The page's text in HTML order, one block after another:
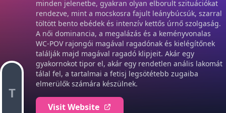
T
minden jelenetbe, gyakran olyan elborult szituációkat
rendezve, mint a mocskosra fajult leánybúcsúk, szarral
töltött bento ebédek és intenzív kettős úrnő szolgaság.
A női dominancia, a megalázás és a keményvonalas
WC-POV rajongói magával ragadónak és kielégítőnek
találják majd magával ragadó klipjeit. Akár egy
gyakornokot tipor el, akár egy rendetlen anális lakomát
tálal fel, a tartalmai a fetisj legsötétebb zugaiba
elmerülők számára készülnek.
Visit Website